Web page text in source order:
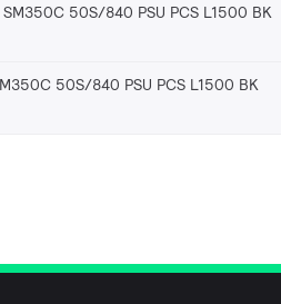
50S/840 PSU PCS L1500 BK
50S/840 PSU PCS L1500 BK